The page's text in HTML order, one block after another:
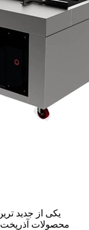
محصولات